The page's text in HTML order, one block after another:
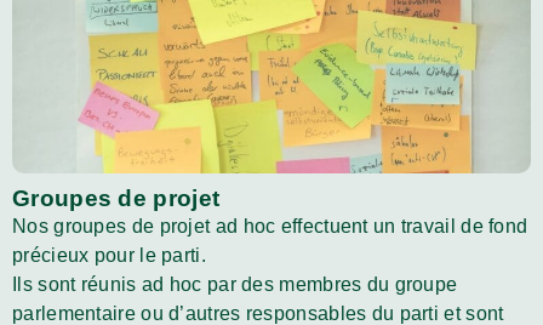
Groupes de projet
Nos groupes de projet ad hoc effectuent un travail de fond
précieux pour le parti.
Ils sont réunis ad hoc par des membres du groupe
parlementaire ou d’autres responsables du parti et sont